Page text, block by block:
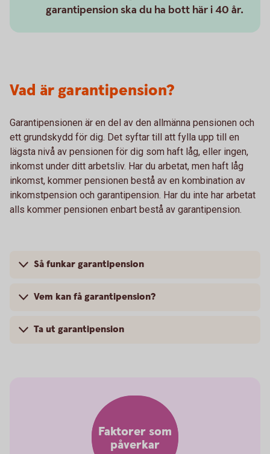
garantipension ska du ha bott här i 40 år.
Vad är garantipension?
Garantipensionen är en del av den allmänna pensionen och
ett grundskydd för dig. Det syftar till att fylla upp till en
lägsta nivå av pensionen för dig som haft låg, eller ingen,
inkomst under ditt arbetsliv. Har du arbetat, men haft låg
inkomst, kommer pensionen bestå av en kombination av
inkomstpension och garantipension. Har du inte har arbetat
alls kommer pensionen enbart bestå av garantipension.
Så funkar garantipension
Vem kan få garantipension?
Ta ut garantipension
Faktorer som
påverkar